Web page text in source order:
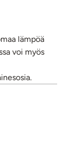
lämpöä
voi myös